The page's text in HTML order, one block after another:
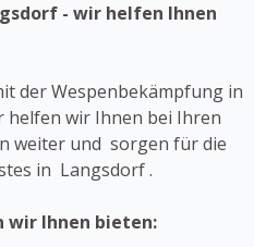
- wir helfen Ihnen
der Wespenbekämpfung in
helfen wir Ihnen bei Ihren
weiter und sorgen für die
in Langsdorf .
wir Ihnen bieten: